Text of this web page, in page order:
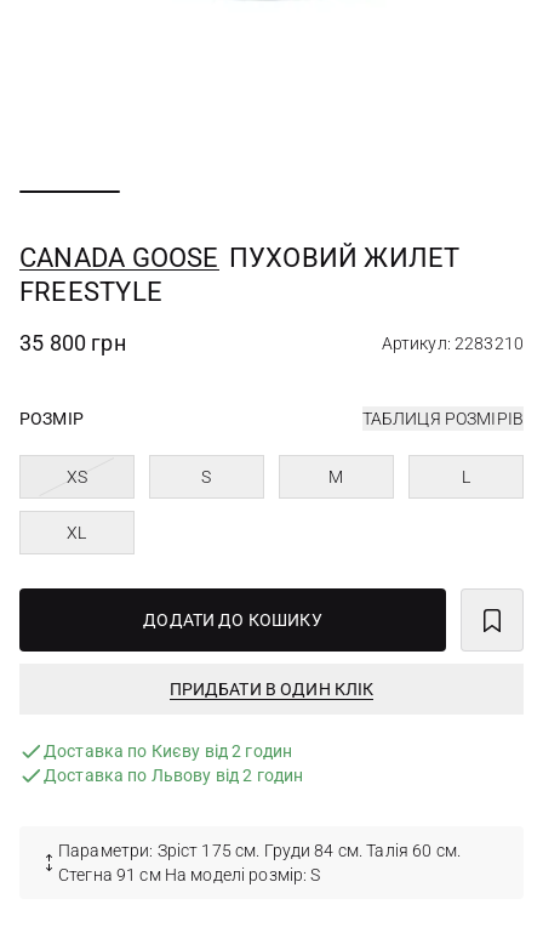
CANADA GOOSE ПУХОВИЙ ЖИЛЕТ
FREESTYLE
35 800 грн Артикул: 2283210
РОЗМІР ТАБЛИЦЯ РОЗМІРІВ
XS S M L
XL
ДОДАТИ ДО КОШИКУ
ПРИДБАТИ В ОДИН КЛІК
Доставка по Києву від 2 годин
Доставка по Львову від 2 годин
Параметри: Зріст 175 см. Груди 84 см. Талія 60 см.
Стегна 91 см На моделі розмір: S